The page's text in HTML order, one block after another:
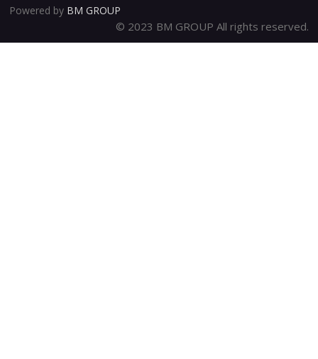
Powered by BM GROUP
© 2023 BM GROUP All rights reserved.